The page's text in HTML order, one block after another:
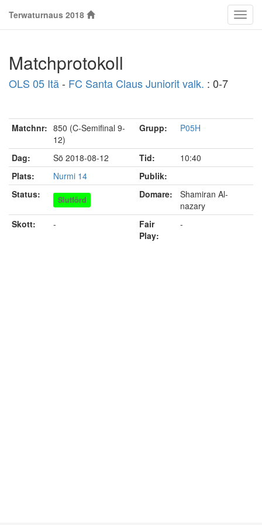
Terwaturnaus 2018
Matchprotokoll
OLS 05 Itä- FC Santa Claus Juniorit valk. : 0-7
Matchnr: 850 (C-Semifinal 9-
12)
Grupp: P05H
Dag: Sö 2018-08-12 Tid:
10:40
Plats:
Nurmi 14
Publik:
Status:
Slutförd Domare:
Shamiran Al-
nazary
Skott:
-
Fair
Play:
-